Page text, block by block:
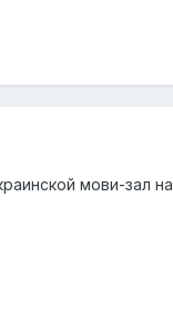
мови-зал